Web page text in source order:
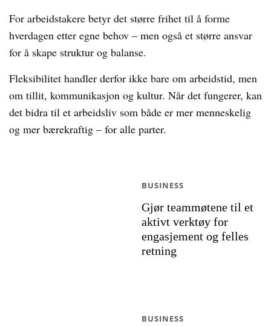
For arbeidstakere betyr det større frihet til å forme
hverdagen etter egne behov – men også et større ansvar
for å skape struktur og balanse.
Fleksibilitet handler derfor ikke bare om arbeidstid, men
om tillit, kommunikasjon og kultur. Når det fungerer, kan
det bidra til et arbeidsliv som både er mer menneskelig
og mer bærekraftig – for alle parter.
Gjør teammøtene til et
aktivt verktøy for
engasjement og felles
retning
BUSINESS
BUSINESS